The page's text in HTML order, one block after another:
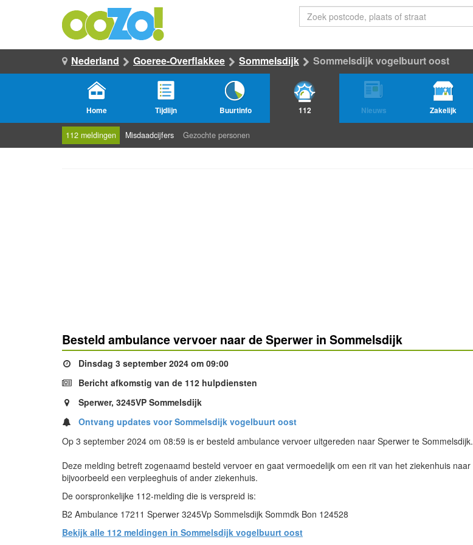
Nederland Goeree-Overflakkee Sommelsdijk Sommelsdijk vogelbuurt oost
Home Tijdlijn Buurtinfo 112 Nieuws Zakelijk
112 meldingen Misdaadcijfers Gezochte personen
Besteld ambulance vervoer naar de Sperwer in Sommelsdijk
Dinsdag 3 september 2024 om 09:00
Bericht afkomstig van de 112 hulpdiensten
Sperwer, 3245VP Sommelsdijk
Ontvang updates voor Sommelsdijk vogelbuurt oost
Op 3 september 2024 om 08:59 is er besteld ambulance vervoer uitgereden naar Sperwer te Sommelsdijk.
Deze melding betreft zogenaamd besteld vervoer en gaat vermoedelijk om een rit van het ziekenhuis naar
bijvoorbeeld een verpleeghuis of ander ziekenhuis.
De oorspronkelijke 112-melding die is verspreid is:
B2 Ambulance 17211 Sperwer 3245Vp Sommelsdijk Sommdk Bon 124528
Bekijk alle 112 meldingen in Sommelsdijk vogelbuurt oost